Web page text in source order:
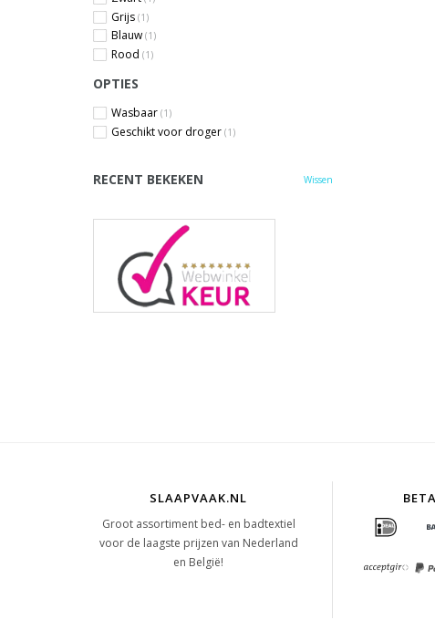
Grijs (1)
Blauw (1)
Rood (1)
OPTIES
Wasbaar (1)
Geschikt voor droger (1)
RECENT BEKEKEN Wissen
SLAAPVAAK.NL
Groot assortiment bed- en badtextiel
voor de laagste prijzen van Nederland
en België!